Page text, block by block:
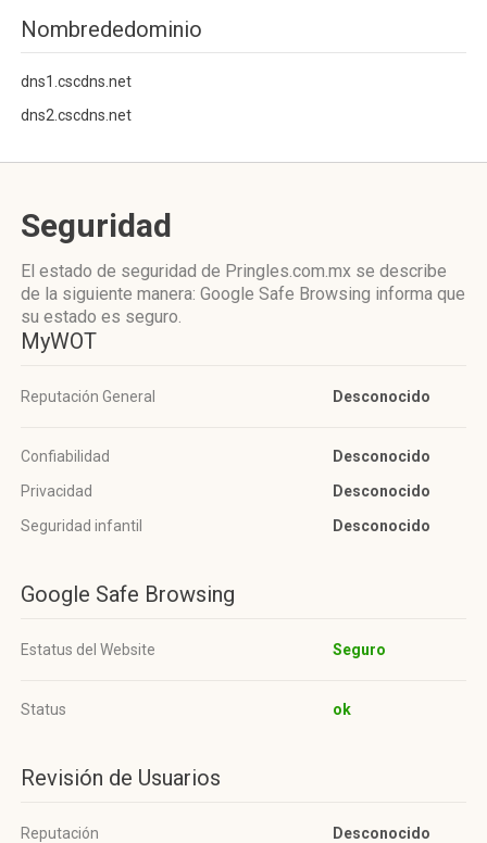
Nombrededominio
dns1.cscdns.net
dns2.cscdns.net
Seguridad
El estado de seguridad de Pringles.com.mx se describe
de la siguiente manera: Google Safe Browsing informa que
su estado es seguro.
MyWOT
Reputación General Desconocido
Confiabilidad
Desconocido
Privacidad
Desconocido
Seguridad infantil
Desconocido
Google Safe Browsing
Estatus del Website Seguro
Status ok
Revisión de Usuarios
Reputación Desconocido